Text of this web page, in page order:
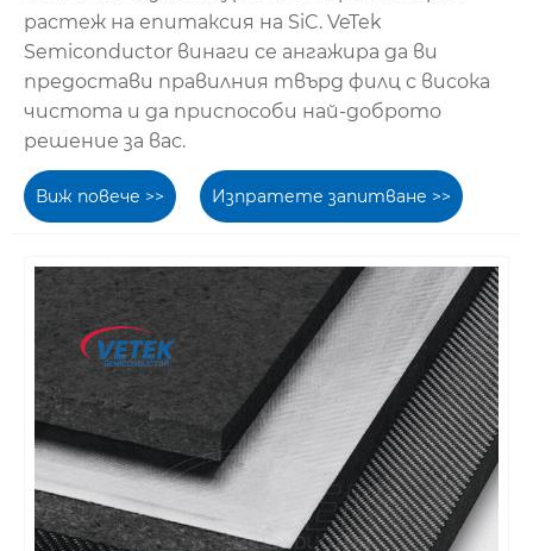
растеж на епитаксия на SiC. VeTek
Semiconductor винаги се ангажира да ви
предостави правилния твърд филц с висока
чистота и да приспособи най-доброто
решение за вас.
Виж повече >> Изпратете запитване >>